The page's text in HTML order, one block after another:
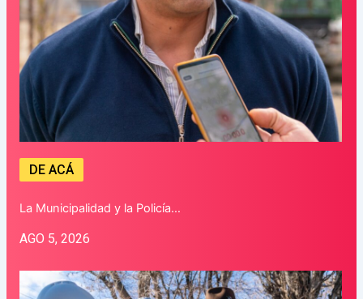
DE ACÁ
La Municipalidad y la Policía…
AGO 5, 2026